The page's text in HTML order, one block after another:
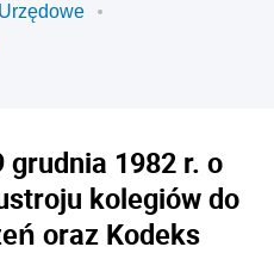
grudnia 1982 r. o
kolegiów do
oraz Kodeks